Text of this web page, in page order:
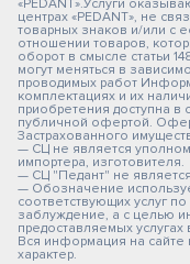
«PEDANT».Услуги
центрах «PEDANT», не
товарных знаков и/или с
отношении товаров,
оборот в смысле статьи
могут меняться в
проводимых работ
комплектациях и их
приобретения доступна в
публичной офертой.
Застрахованного
— СЦ не является
импортера, изготовителя.
— СЦ "Педант" не
— Обозначение
соответствующих услуг
заблуждение, а с целью
предоставляемых
Вся информация на
характер.